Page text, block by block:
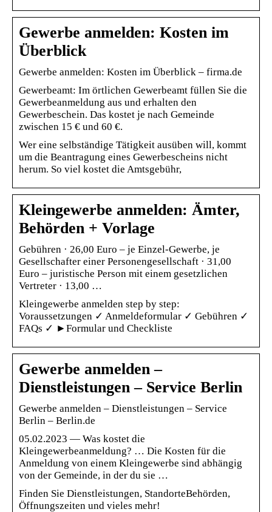
Gewerbe anmelden: Kosten im
Überblick
​​Gewerbe anmelden: Kosten im Überblick – firma.de
Gewerbeamt: Im örtlichen Gewerbeamt füllen Sie die
Gewerbeanmeldung aus und erhalten den
Gewerbeschein. Das kostet je nach Gemeinde
zwischen 15 € und 60 €.
​​Wer eine selbständige Tätigkeit ausüben will, kommt
um die Beantragung eines Gewerbescheins nicht
herum. So viel kostet die Amtsgebühr,
Kleingewerbe anmelden: Ämter,
Behörden + Vorlage
Gebühren · 26,00 Euro – je Einzel-Gewerbe, je
Gesellschafter einer Personengesellschaft · 31,00
Euro – juristische Person mit einem gesetzlichen
Vertreter · 13,00 …
Kleingewerbe anmelden step by step:
Voraussetzungen ✓ Anmeldeformular ✓ Gebühren ✓
FAQs ✓ ►Formular und Checkliste
Gewerbe anmelden –
Dienstleistungen – Service Berlin
Gewerbe anmelden – Dienstleistungen – Service
Berlin – Berlin.de
05.02.2023 — Was kostet die
Kleingewerbeanmeldung? … Die Kosten für die
Anmeldung von einem Kleingewerbe sind abhängig
von der Gemeinde, in der du sie …
Finden Sie Dienstleistungen, StandorteBehörden,
Öffnungszeiten und vieles mehr!